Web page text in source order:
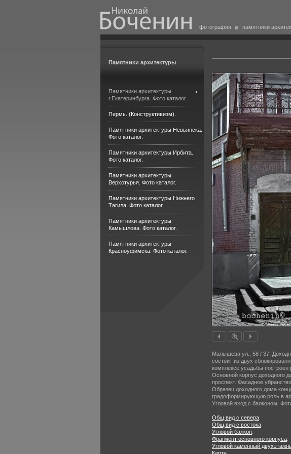
фотография памятники
Памятники архитектуры
Памятники архитектуры
г.Екатеринбурга. Фото каталог.
Пермь. (Конструктивизм).
Памятники архитектуры Невьянска.
Фото каталог.
Памятники архитектуры Ирбита.
Фото каталог.
Памятники архитектуры
Верхотурья. Фото каталог.
Памятники архитектуры Нижнего
Тагила. Фото каталог.
Памятники архитектуры
Камышлова. Фото каталог.
Памятники архитектуры
Красноуфимска. Фото каталог.
Малышева ул., 58 / 37.
состоит из двух
комплексе усадь­бы
Основной корпус доходного
проспект. Фасадное
Образец доходного дома
градоформирующую роль в
Угловой вход с балконом.
Общ.вид с севера
Общ.вид с востока
Угловой балкон
Фрагмент основного корпуса
Угловой каменный